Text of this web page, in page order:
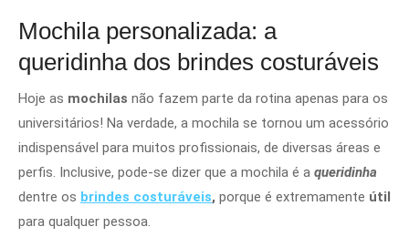
Mochila personalizada: a
queridinha dos brindes costuráveis
Hoje as mochilas não fazem parte da rotina apenas para os
universitários! Na verdade, a mochila se tornou um acessório
indispensável para muitos profissionais, de diversas áreas e
perfis. Inclusive, pode-se dizer que a mochila é a queridinha
dentre os brindes costuráveis, porque é extremamente útil
para qualquer pessoa.